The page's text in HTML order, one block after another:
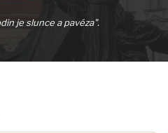
je slunce a pavéza".